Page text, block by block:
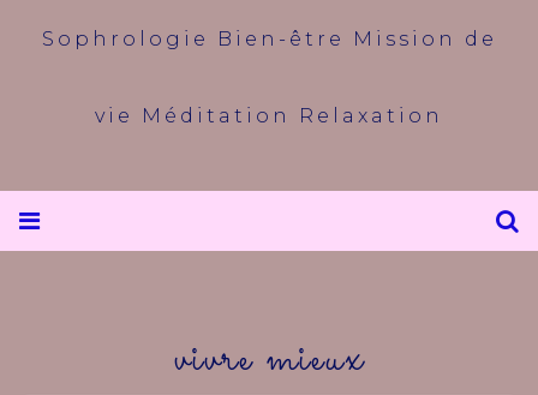
Sophrologie Bien-être Mission de
vie Méditation Relaxation
vivre mieux